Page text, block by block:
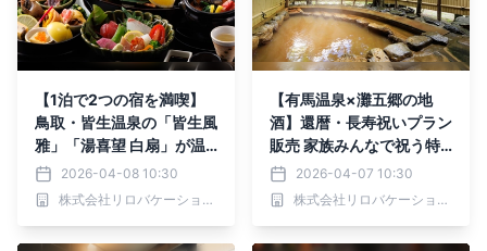
【1泊で2つの宿を満喫】
鳥取・皆生温泉の「皆生風
雅」「湯喜望 白扇」が温
泉×サウナ×お食事の相互
利用サービス開始｜2026
年4月～
2026-04-08 10:30
株式会社リロバケーションズ
【有馬温泉×灘五郷の地
酒】還暦・長寿祝いプラン
販売 家族みんなで祝う特
別なひととき｜2026年4
月～
2026-04-07 10:30
株式会社リロバケーションズ